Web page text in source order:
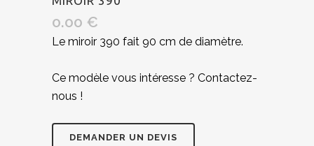
0.00 €
Le miroir 390 fait 90 cm de diamètre.
Ce modèle vous intéresse ? Contactez-
nous !